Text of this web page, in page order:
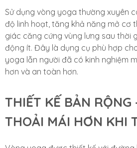
Sử dụng vòng yoga thường xuyên
độ linh hoạt, tăng khả năng mở cơ
giác căng cứng vùng lưng sau thời
động ít. Đây là dụng cụ phù hợp
yoga lẫn người đã có kinh nghiệm
hơn và an toàn hơn.
THIẾT KẾ BẢN
THOẢI MÁI HƠN KHI